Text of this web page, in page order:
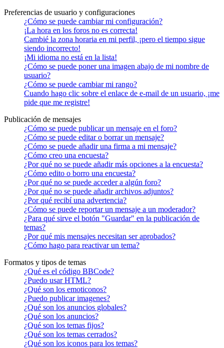
Preferencias de usuario y configuraciones
¿Cómo se puede cambiar mi configuración?
¡La hora en los foros no es correcta!
Cambié la zona horaria en mi perfil, ¡pero el tiempo sigue
siendo incorrecto!
¡Mi idioma no está en la lista!
¿Cómo se puede poner una imagen abajo de mi nombre de
usuario?
¿Cómo se puede cambiar mi rango?
Cuando hago clic sobre el enlace de e-mail de un usuario, ¡me
pide que me registre!
Publicación de mensajes
¿Cómo se puede publicar un mensaje en el foro?
¿Cómo se puede editar o borrar un mensaje?
¿Cómo se puede añadir una firma a mi mensaje?
¿Cómo creo una encuesta?
¿Por qué no se puede añadir más opciones a la encuesta?
¿Cómo edito o borro una encuesta?
¿Por qué no se puede acceder a algún foro?
¿Por qué no se puede añadir archivos adjuntos?
¿Por qué recibí una advertencia?
¿Cómo se puede reportar un mensaje a un moderador?
¿Para qué sirve el botón "Guardar" en la publicación de
temas?
¿Por qué mis mensajes necesitan ser aprobados?
¿Cómo hago para reactivar un tema?
Formatos y tipos de temas
¿Qué es el código BBCode?
¿Puedo usar HTML?
¿Qué son los emoticonos?
¿Puedo publicar imagenes?
¿Qué son los anuncios globales?
¿Qué son los anuncios?
¿Qué son los temas fijos?
¿Qué son los temas cerrados?
¿Qué son los iconos para los temas?